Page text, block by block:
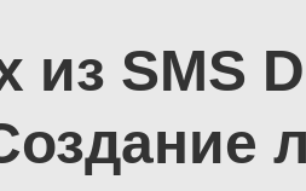
из SMS